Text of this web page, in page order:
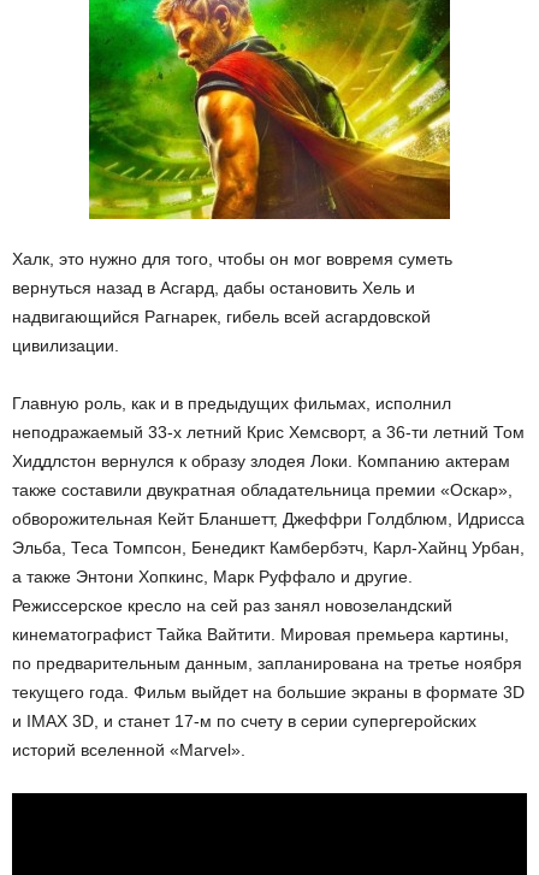
Халк, это нужно для того, чтобы он мог вовремя суметь
вернуться назад в Асгард, дабы остановить Хель и
надвигающийся Рагнарек, гибель всей асгардовской
цивилизации.
Главную роль, как и в предыдущих фильмах, исполнил
неподражаемый 33-х летний Крис Хемсворт, а 36-ти летний Том
Хиддлстон вернулся к образу злодея Локи. Компанию актерам
также составили двукратная обладательница премии «Оскар»,
обворожительная Кейт Бланшетт, Джеффри Голдблюм, Идрисса
Эльба, Теса Томпсон, Бенедикт Камбербэтч, Карл-Хайнц Урбан,
а также Энтони Хопкинс, Марк Руффало и другие.
Режиссерское кресло на сей раз занял новозеландский
кинематографист Тайка Вайтити. Мировая премьера картины,
по предварительным данным, запланирована на третье ноября
текущего года. Фильм выйдет на большие экраны в формате 3D
и IMAX 3D, и станет 17-м по счету в серии супергеройских
историй вселенной «Marvel».